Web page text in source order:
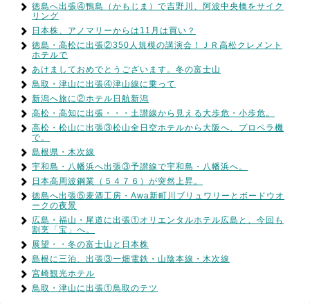
徳島へ出張④鴨島（かもじま）で吉野川、阿波中央橋をサイク
リング
日本株、アノマリーからは11月は買い？
徳島・高松に出張②350人規模の講演会！ＪＲ高松クレメント
ホテルで
あけましておめでとうございます。冬の富士山
鳥取・津山に出張④津山線に乗って
新潟へ旅に②ホテル日航新潟
高松・高知に出張・・・土讃線から見える大歩危・小歩危。
高松・松山に出張③松山全日空ホテルから大阪へ、プロペラ機
で。
島根県・木次線
宇和島・八幡浜へ出張③予讃線で宇和島・八幡浜へ。
日本高周波鋼業（５４７６）が突然上昇。
徳島へ出張⑤麦酒工房・Awa新町川ブリュワリーとボードウオ
ークの夜景
広島・福山・尾道に出張①オリエンタルホテル広島と、今回も
割烹「宝」へ。
展望・・冬の富士山と日本株
島根に三泊、出張③一畑電鉄・山陰本線・木次線
宮崎観光ホテル
鳥取・津山に出張①鳥取のテツ